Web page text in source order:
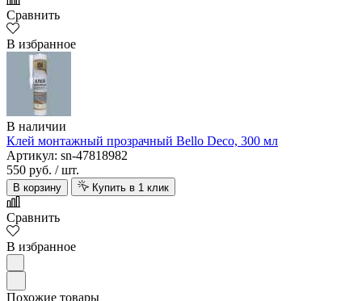
Сравнить
В избранное
В наличии
Клей монтажный прозрачный Bello Deco, 300 мл
Артикул: sn-47818982
550 руб. / шт.
В корзину Купить в 1 клик
Сравнить
В избранное
Похожие товары